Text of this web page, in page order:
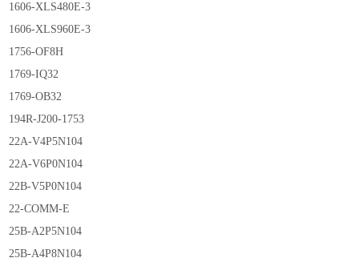
1606-XLS480E-3
1606-XLS960E-3
1756-OF8H
1769-IQ32
1769-OB32
194R-J200-1753
22A-V4P5N104
22A-V6P0N104
22B-V5P0N104
22-COMM-E
25B-A2P5N104
25B-A4P8N104